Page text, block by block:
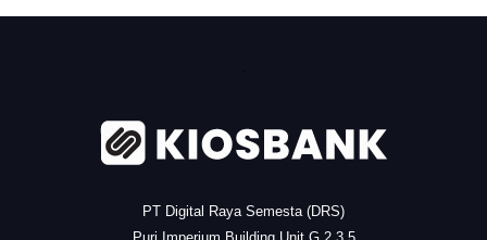
PT Digital Raya Semesta (DRS)